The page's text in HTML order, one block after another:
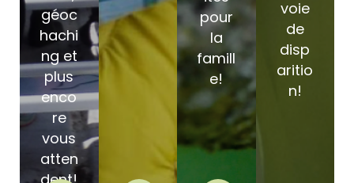
géoc
hachi
ng et
plus
enco
re
vous
atten
pour
la
famill
e!
voie
de
disp
aritio
n!